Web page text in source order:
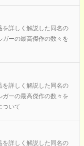
詳しく解説した同名の
ーの最高傑作の数々を
詳しく解説した同名の
ーの最高傑作の数々を
ついて
詳しく解説した同名の